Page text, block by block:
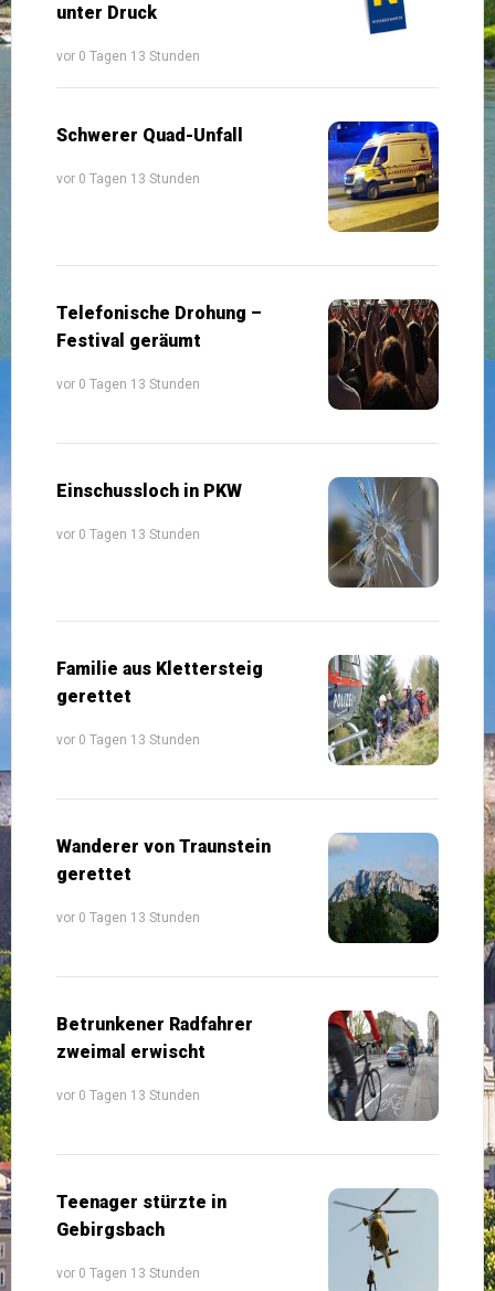
unter Druck
vor 0 Tagen 13 Stunden
Schwerer Quad-Unfall
vor 0 Tagen 13 Stunden
Telefonische Drohung –
Festival geräumt
vor 0 Tagen 13 Stunden
Einschussloch in PKW
vor 0 Tagen 13 Stunden
Familie aus Klettersteig
gerettet
vor 0 Tagen 13 Stunden
Wanderer von Traunstein
gerettet
vor 0 Tagen 13 Stunden
Betrunkener Radfahrer
zweimal erwischt
vor 0 Tagen 13 Stunden
Teenager stürzte in
Gebirgsbach
vor 0 Tagen 13 Stunden